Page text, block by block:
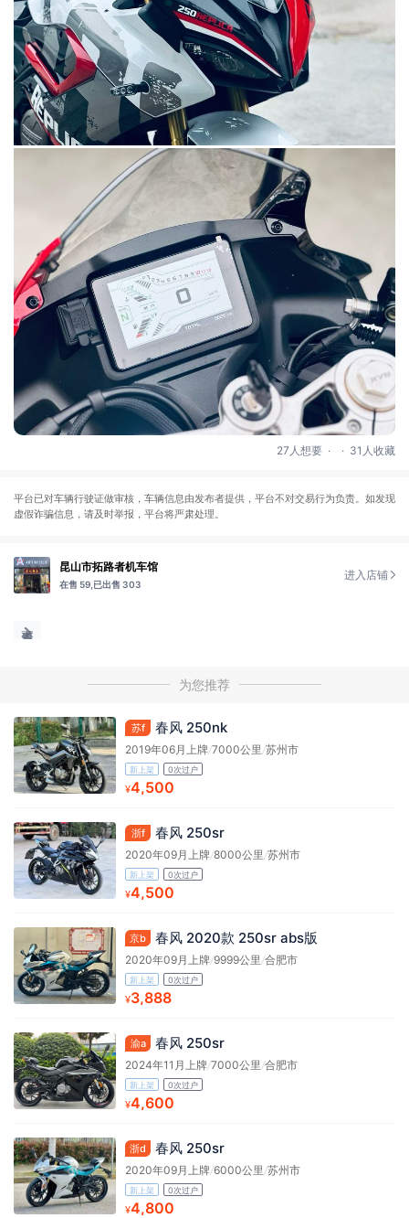
27人想要 . . 31人收藏
平台已对车辆行驶证做审核，车辆信息由发布者提供，平台不对交易行为负责。如发现
虚假诈骗信息，请及时举报，平台将严肃处理。
昆山市拓路者机车馆
在售 59, 已出售 303
进入店铺
为您推荐
苏f 春风 250nk
2019年06月上牌/7000公里 /苏州市
新上架 0次过户
¥4,500
浙f 春风 250sr
2020年09月上牌/8000公里 /苏州市
新上架 0次过户
¥4,500
京b 春风 2020款 250sr abs版
2020年09月上牌/9999公里 /合肥市
新上架 0次过户
¥3,888
渝a 春风 250sr
2024年11月上牌/7000公里 /合肥市
新上架 0次过户
¥4,600
浙d 春风 250sr
2020年09月上牌/6000公里 /苏州市
新上架 0次过户
¥4,800